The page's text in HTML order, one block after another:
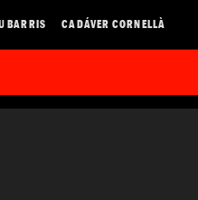
BARRIS CADÁVER CORNELLÀ